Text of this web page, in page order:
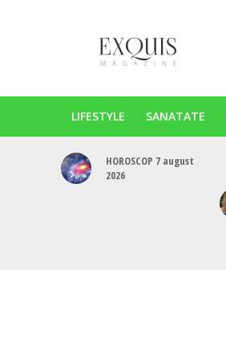
LIFESTYLE SANATATE
HOROSCOP 7 august
2026